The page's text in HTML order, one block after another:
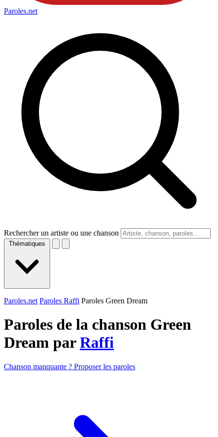
Paroles.net
Rechercher un artiste ou une chanson
Thématiques
Paroles.net Paroles Raffi Paroles Green Dream
Paroles de la chanson Green
Dream parRaffi
Chanson manquante ? Proposer les paroles